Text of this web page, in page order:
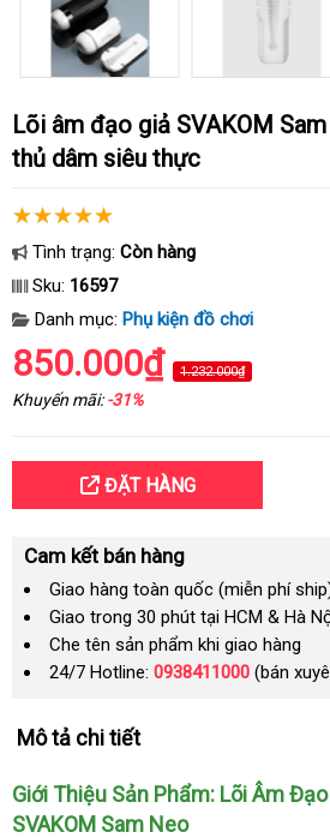
Lõi âm đạo giả SVAKOM Sam Neo phụ kiện máy
thủ dâm siêu thực
Tình trạng: Còn hàng
Sku: 16597
Danh mục: Phụ kiện đồ chơi
850.000₫ 1.232.000₫
Khuyến mãi:-31%
ĐẶT HÀNG
Cam kết bán hàng
Giao hàng toàn quốc (miễn phí
Giao trong 30 phút tại HCM & Hà
Che tên sản phẩm khi giao hàng
24/7 Hotline: 0938411000 (bán
Mô tả chi tiết
Giới Thiệu Sản Phẩm: Lõi Âm
SVAKOM Sam Neo